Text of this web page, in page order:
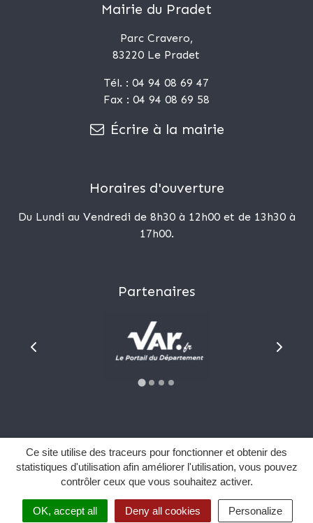
Mairie du Pradet
Parc Cravero,
83220 Le Pradet
Tél. : 04 94 08 69 47
Fax : 04 94 08 69 58
Écrire à la mairie
Horaires d'ouverture
Du Lundi au Vendredi de 8h30 à 12h00 et de 13h30 à
17h00.
Partenaires
Plan du site
Mentions Légales
Données personnelles
Sourd et malentendant ?
Ce site utilise des traceurs pour fonctionner et obtenir des
statistiques d'utilisation afin améliorer l'utilisation, vous pouvez
contrôler ceux que vous souhaitez activer.
OK, accept all Deny all cookies Personalize